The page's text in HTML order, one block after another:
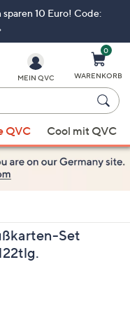
10 Euro! Code:
MEIN QVC
0
WARENKORB
QVC Cool mit QVC
Set